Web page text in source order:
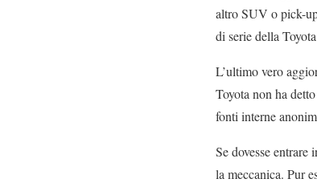
altro SUV o pick-
di serie della
L’ultimo vero
Toyota non ha
fonti interne
Se dovesse
la meccanica. Pur